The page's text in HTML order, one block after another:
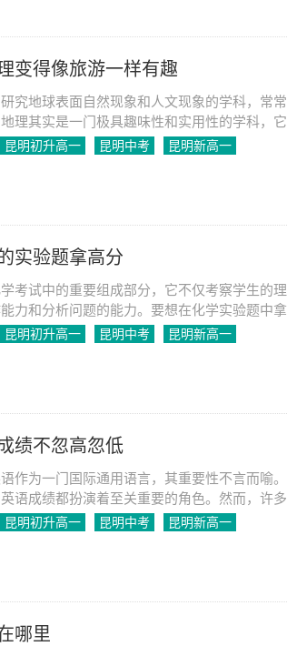
变得像旅游一样有趣
究地球表面自然现象和人文现象的学科，常
理其实是一门极具趣味性和实用性的学科，
世界，还能激发我们对自然和文化的探索欲望
昆明初升高一 昆明中考 昆明新高一
实验题拿高分
考试中的重要组成部分，它不仅考察学生的
力和分析问题的能力。要想在化学实验题中
。
昆明初升高一 昆明中考 昆明新高一
绩不忽高忽低
作为一门国际通用语言，其重要性不言而喻
语成绩都扮演着至关重要的角色。然而，许
临成绩忽低的问题，这不仅影响了学习的信心
进行详细探讨。
昆明初升高一 昆明中考 昆明新高一
哪里